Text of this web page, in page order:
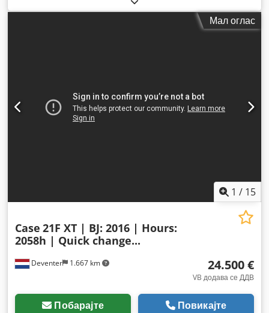
Мал оглас
1 / 15
Deventer 1.667 km
Case 21F XT | BJ: 2016 | Hours:
2058h | Quick change...
24.500 €
VB додава се ДДВ
Побарајте Повикајте